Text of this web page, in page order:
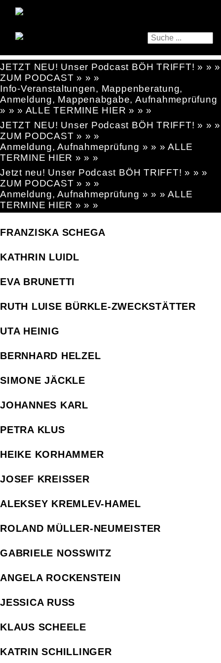
JETZT NEU! Unser Podcast BÖH TRIFFT! » » »
ZUM PODCAST » » »
Info-Veranstaltungen, Mappenberatung,
Anmeldung, Mappenabgabe, Aufnahmeprüfung
» » » ALLE TERMINE HIER » » »
JETZT NEU! Unser Podcast BÖH TRIFFT! » » »
ZUM PODCAST » » »
Anmeldung, Aufnahmeprüfung » » » ALLE
TERMINE HIER » » »
Jetzt neu! Unser Podcast BÖH TRIFFT! » » »
ZUM PODCAST » » »
Anmeldung, Aufnahmeprüfung » » » ALLE
TERMINE HIER » » »
FRANZISKA SCHEGA
KATHRIN LUIDL
EVA BRUNETTI
RUTH LUISE BÜRKLE-ZWECKSTÄTTER
UTA HEINIG
BERNHARD HELZEL
SIMONE JÄCKLE
JOHANNES KARL
PETRA KLUS
HEIKE KORHAMMER
JOSEF KREISSER
ALEKSEY KREMLEV-HAMEL
ROLAND MÜLLER-NEUMEISTER
GABRIELE NOSSWITZ
ANGELA ROCKENSTEIN
JESSICA RUSS
KLAUS SCHEELE
KATRIN SCHILLINGER